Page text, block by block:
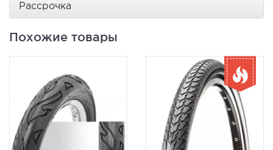
Рассрочка
Похожие товары